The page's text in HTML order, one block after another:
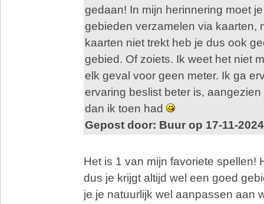
gedaan! In mijn herinnering moet
gebieden verzamelen via kaarten,
kaarten niet trekt heb je dus ook
gebied. Of zoiets. Ik weet het niet
elk geval voor geen meter. Ik ga
ervaring beslist beter is,
dan ik toen had
Gepost door: Buur op 17-11-
Het is 1 van mijn favoriete spellen!
dus je krijgt altijd wel een goed
je je natuurlijk wel aanpassen aan